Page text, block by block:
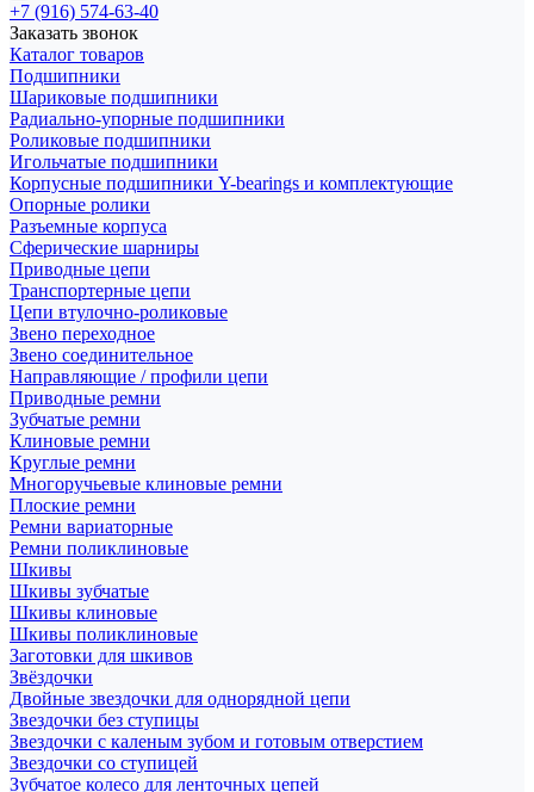
+7 (916) 574-63-40
Заказать звонок
Каталог товаров
Подшипники
Шариковые подшипники
Радиально-упорные подшипники
Роликовые подшипники
Игольчатые подшипники
Корпусные подшипники Y-bearings и комплектующие
Опорные ролики
Разъемные корпуса
Сферические шарниры
Приводные цепи
Транспортерные цепи
Цепи втулочно-роликовые
Звено переходное
Звено соединительное
Направляющие / профили цепи
Приводные ремни
Зубчатые ремни
Клиновые ремни
Круглые ремни
Многоручьевые клиновые ремни
Плоские ремни
Ремни вариаторные
Ремни поликлиновые
Шкивы
Шкивы зубчатые
Шкивы клиновые
Шкивы поликлиновые
Заготовки для шкивов
Звёздочки
Двойные звездочки для однорядной цепи
Звездочки без ступицы
Звездочки с каленым зубом и готовым отверстием
Звездочки со ступицей
Зубчатое колесо для ленточных цепей